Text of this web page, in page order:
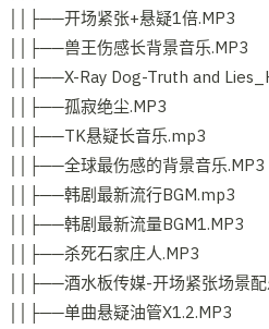
││├──开场紧张+悬疑1倍.MP3
││├──兽王伤感长背景音乐.MP3
││├──X-Ray Dog-Truth and
││├──孤寂绝尘.MP3
││├──TK悬疑长音乐.mp3
││├──全球最伤感的背景音乐.MP3
││├──韩剧最新流行BGM.mp3
││├──韩剧最新流量BGM1.MP3
││├──杀死石家庄人.MP3
││├──酒水板传媒-开场紧张场景
││├──单曲悬疑油管X1.2.MP3